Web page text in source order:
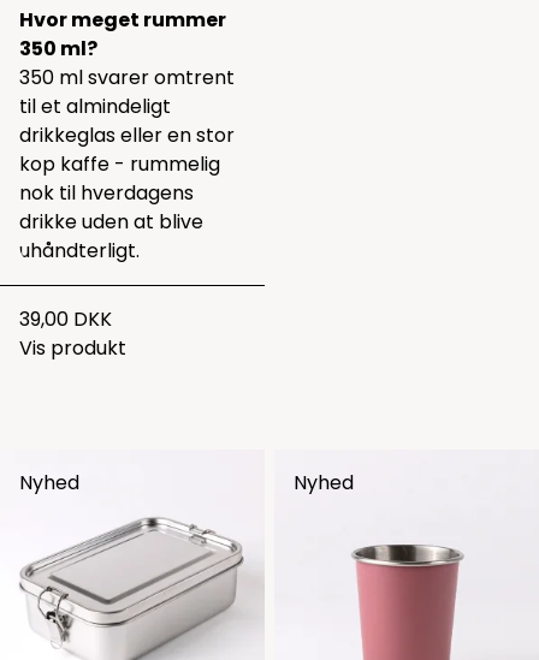
Hvor meget rummer
350 ml?
350 ml svarer omtrent
til et almindeligt
drikkeglas eller en stor
kop kaffe - rummelig
nok til hverdagens
drikke uden at blive
uhåndterligt.
39,00 DKK
Vis produkt
Nyhed Nyhed